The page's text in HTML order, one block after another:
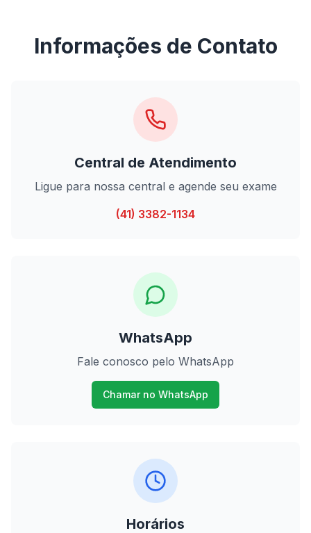
Informações de Contato
Central de Atendimento
Ligue para nossa central e agende seu exame
(41) 3382-1134
WhatsApp
Fale conosco pelo WhatsApp
Chamar no WhatsApp
Horários